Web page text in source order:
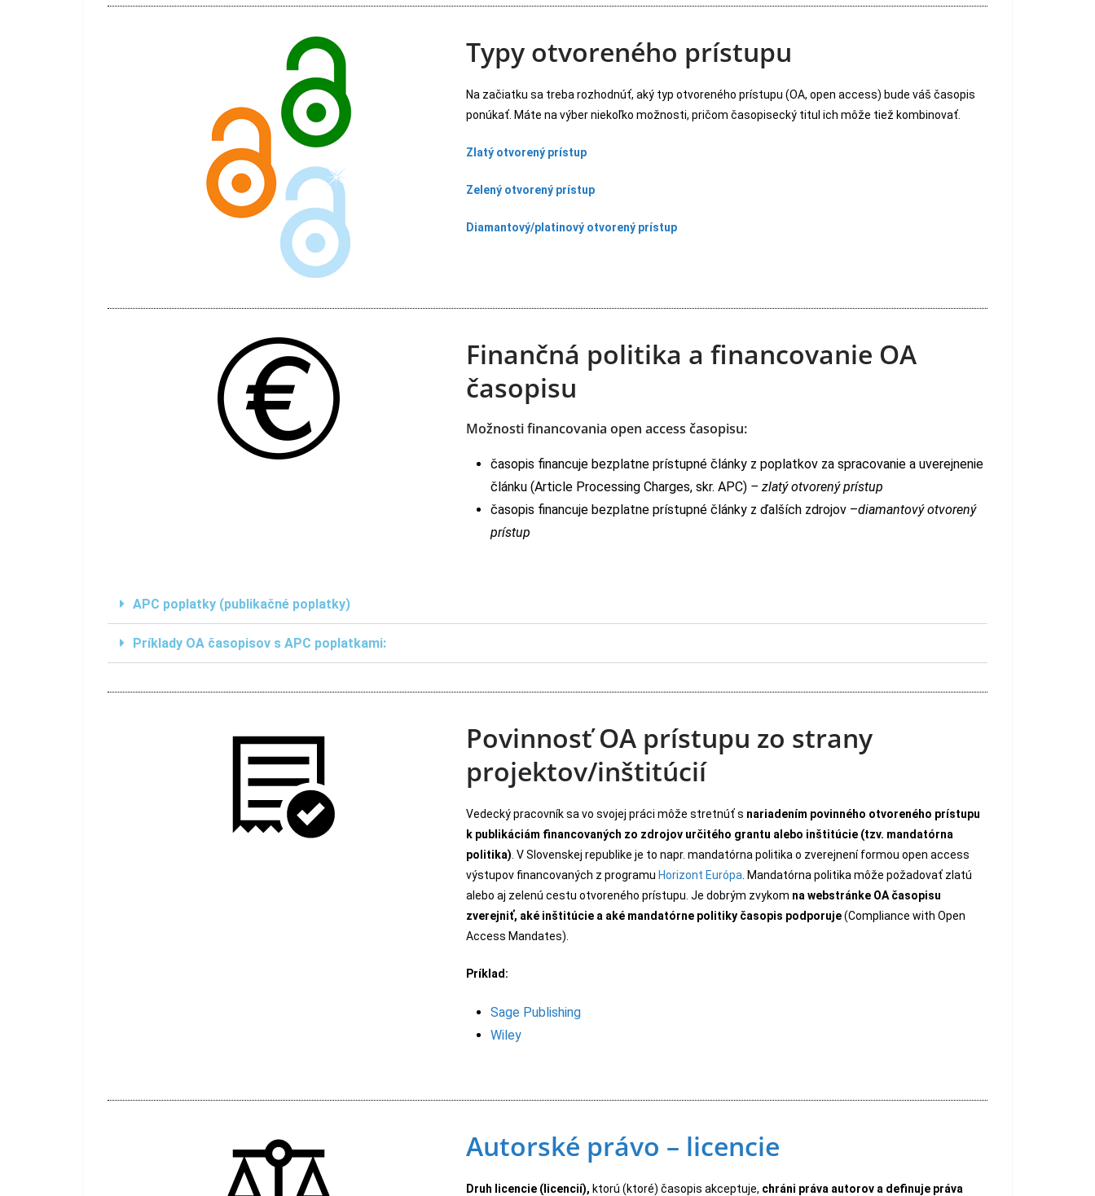
Typy otvoreného prístupu
Na začiatku sa treba rozhodnúť, aký typ otvoreného prístupu (OA, open access) bude váš časopis
ponúkať. Máte na výber niekoľko možnosti, pričom časopisecký titul ich môže tiež kombinovať.
Zlatý otvorený prístup
Zelený otvorený prístup
Diamantový/platinový otvorený prístup
Finančná politika a financovanie OA
časopisu
Možnosti financovania open access časopisu:
časopis financuje bezplatne prístupné články z poplatkov za spracovanie a uverejnenie
článku (Article Processing Charges, skr. APC) – zlatý otvorený prístup
časopis financuje bezplatne prístupné články z ďalších zdrojov –diamantový otvorený
prístup
APC poplatky (publikačné poplatky)
Príklady OA časopisov s APC poplatkami:
Povinnosť OA prístupu zo strany
projektov/inštitúcií
Vedecký pracovník sa vo svojej práci môže stretnúť s nariadením povinného otvoreného prístupu
k publikáciám financovaných zo zdrojov určitého grantu alebo inštitúcie (tzv. mandatórna
politika) . V Slovenskej republike je to napr. mandatórna politika o zverejnení formou open access
výstupov financovaných z programu Horizont Európa . Mandatórna politika môže požadovať zlatú
alebo aj zelenú cestu otvoreného prístupu. Je dobrým zvykom na webstránke OA časopisu
zverejniť, aké inštitúcie a aké mandatórne politiky časopis podporuje(Compliance with Open
Access Mandates).
Príklad:
Sage Publishing
Wiley
Autorské právo – licencie
Druh licencie (licencií), ktorú (ktoré) časopis akceptuje, chráni práva autorov a definuje práva